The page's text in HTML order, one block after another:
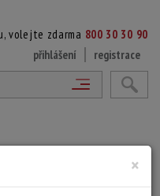
volejte zdarma 800 30 30 90
přihlášení
registrace
×